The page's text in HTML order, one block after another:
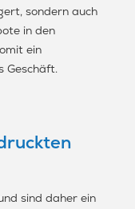
sondern auch
in den
ein
Geschäft.
sind daher ein